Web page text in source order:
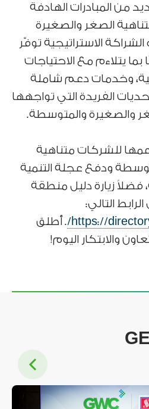
من المبادرات الهادفة
الصغر والصغيرة
الاستراتيجية توفّر
يتلاءم مع الاحتياجات
وخدمات دعم شاملة
الفريدة التي تواجهها
والصغيرة والمتوسطة.
للشركات متناهية
ودفع عجلة التنمية
فضلاً زيارة دليل منطقة
التالي:
https:// . أطلق
والابتكار اليوم!